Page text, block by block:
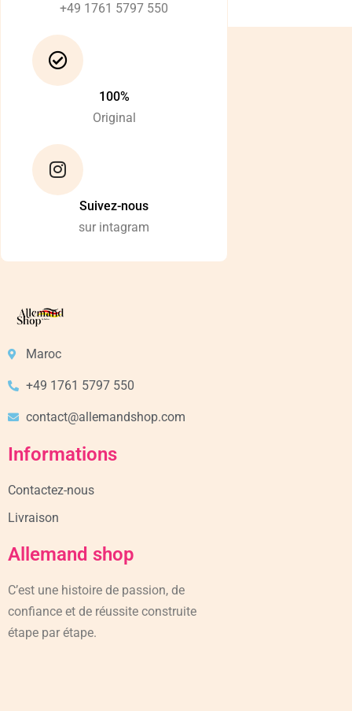
+49 1761 5797 550
100%
Original
Suivez-nous
sur intagram
Maroc
+49 1761 5797 550
contact@allemandshop.com
Informations
Contactez-nous
Livraison
Allemand shop
C’est une histoire de passion, de
confiance et de réussite construite
étape par étape.